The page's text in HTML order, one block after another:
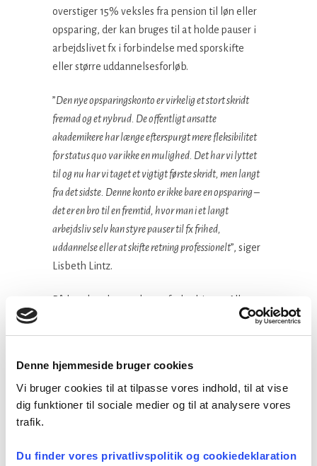
Denne hjemmeside bruger cookies
Vi bruger cookies til at tilpasse vores indhold, til at vise
dig funktioner til sociale medier og til at analysere vores
trafik.
Du finder vores privatlivspolitik og cookiedeklaration
overstiger 15% veksles fra pension til løn eller
opsparing, der kan bruges til at holde pauser i
arbejdslivet fx i forbindelse med sporskifte
eller større uddannelsesforløb.
”Den nye opsparingskonto er virkelig et stort skridt
fremad og et nybrud. De offentligt ansatte
akademikere har længe efterspurgt mere fleksibilitet
for status quo var ikke en mulighed. Det har vi lyttet
til og nu har vi taget et vigtigt første skridt, men langt
fra det sidste. Denne konto er ikke bare en opsparing –
det er en bro til en fremtid, hvor man i et langt
arbejdsliv selv kan styre pauser til fx frihed,
uddannelse eller at skifte retning professionelt”, siger
Lisbeth Lintz.
På løn sker der markante forbedringer. Alle
ansatte i staten, regionerne og kommunerne
får en generel lønstigning på 6,5-7,5%, hvor
1. april 2024. Og en ny lønmodel, der
fremtidssikrer, at de offentlige lønninger,
holder trit med dem på det private